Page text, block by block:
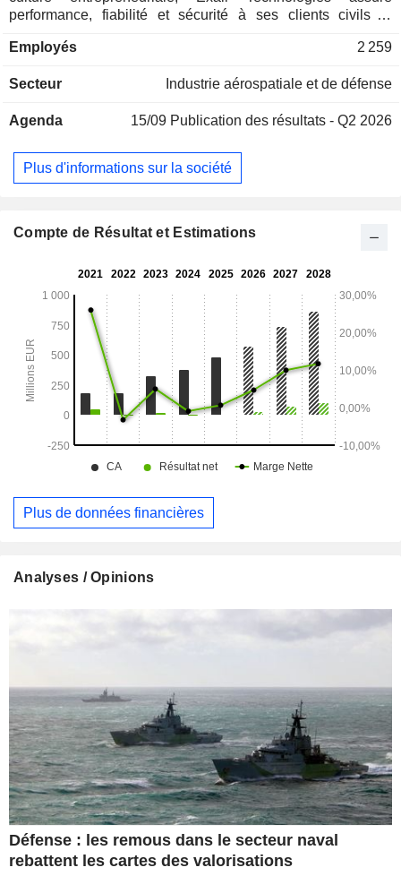
performance, fiabilité et sécurité à ses clients civils et
le fond des océans jusqu'aux confins de l'espace, le groupe
composants, produits et systèmes. Exail Technologies est
Employés 2 259
Secteur Industrie aérospatiale et de défense
Agenda 15/09 Publication des résultats - Q2 2026
Plus d'informations sur la société
Compte de Résultat et Estimations
Plus de données financières
Analyses / Opinions
Défense : les remous dans le secteur naval
rebattent les cartes des valorisations